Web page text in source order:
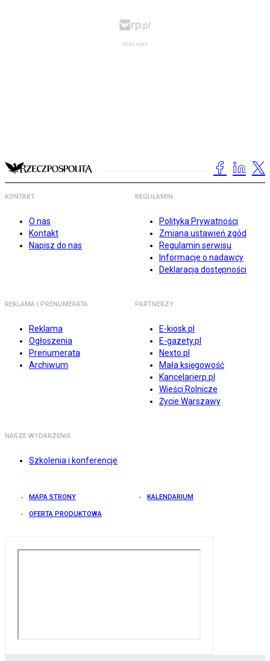
KONTAKT
O nas
Kontakt
Napisz do nas
REGULAMIN
Polityka Prywatności
Zmiana ustawień zgód
Regulamin serwisu
Informacje o nadawcy
Deklaracja dostępności
REKLAMA I PRENUMERATA
Reklama
Ogłoszenia
Prenumerata
Archiwum
PARTNERZY
E-kiosk.pl
E-gazety.pl
Nexto.pl
Mała księgowość
Kancelarierp.pl
Wieści Rolnicze
Życie Warszawy
NASZE WYDARZENIA
Szkolenia i konferencje
MAPA STRONY KALENDARIUM
OFERTA PRODUKTOWA